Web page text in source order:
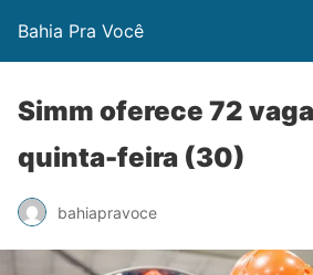
Bahia Pra Você
Simm oferece 72
quinta-feira (30)
bahiapravoce